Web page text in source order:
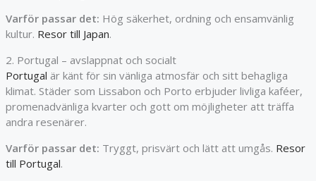
Varför passar det: Hög säkerhet, ordning och ensamvänlig
kultur. Resor till Japan.
2. Portugal – avslappnat och socialt
Portugal är känt för sin vänliga atmosfär och sitt behagliga
klimat. Städer som Lissabon och Porto erbjuder livliga kaféer,
promenadvänliga kvarter och gott om möjligheter att träffa
andra resenärer.
Varför passar det: Tryggt, prisvärt och lätt att umgås. Resor
till Portugal.